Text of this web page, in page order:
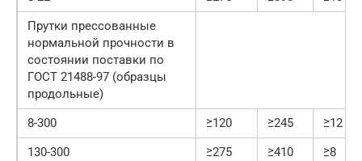
Прутки прессованные
нормальной прочности в
состоянии поставки по
ГОСТ 21488-97 (образцы
продольные)
8-300
≥120 ≥245
≥12
130-300
≥275 ≥410
≥8